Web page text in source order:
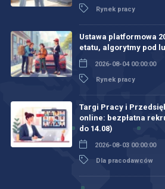
Rynek pracy
Ustawa platformowa
etatu, algorytmy pod
2026-08-04 00:00:00
Rynek pracy
Targi Pracy i
online: bezpłatna
do 14.08)
2026-08-03 00:00:00
Dla pracodawców